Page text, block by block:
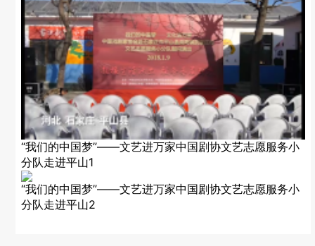
“我们的中国梦”——文艺进万家中国剧协文艺志愿服务小
分队走进平山1
“我们的中国梦”——文艺进万家中国剧协文艺志愿服务小
分队走进平山2